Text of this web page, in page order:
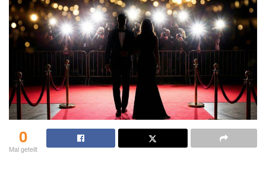
0
Mal geteilt